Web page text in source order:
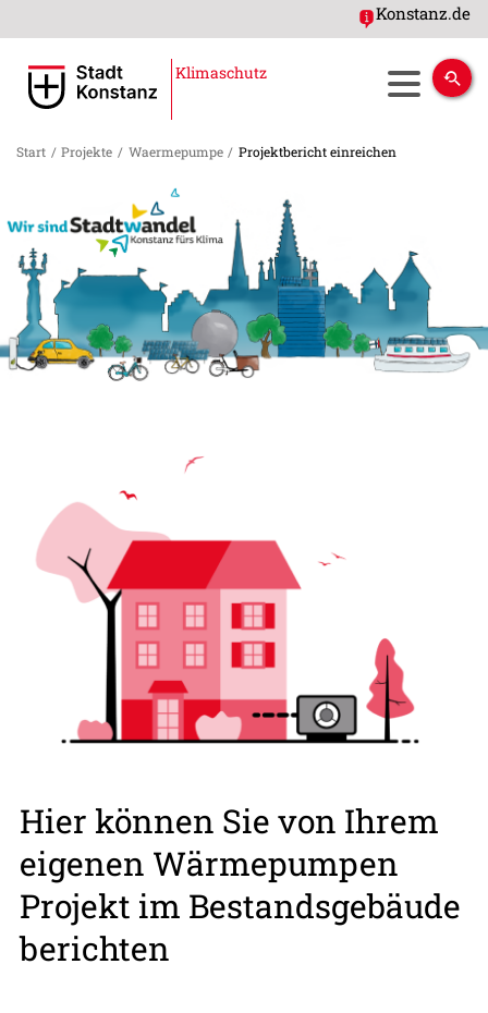
Konstanz.de
Klimaschutz
Start / Projekte / Waermepumpe / Projektbericht einreichen
Hier können Sie von Ihrem
eigenen Wärmepumpen
Projekt im Bestandsgebäude
berichten